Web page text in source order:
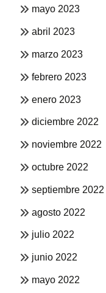
mayo 2023
abril 2023
marzo 2023
febrero 2023
enero 2023
diciembre 2022
noviembre 2022
octubre 2022
septiembre 2022
agosto 2022
julio 2022
junio 2022
mayo 2022